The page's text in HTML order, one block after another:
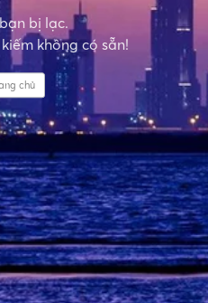
bị lạc.
không có sẵn!
chủ